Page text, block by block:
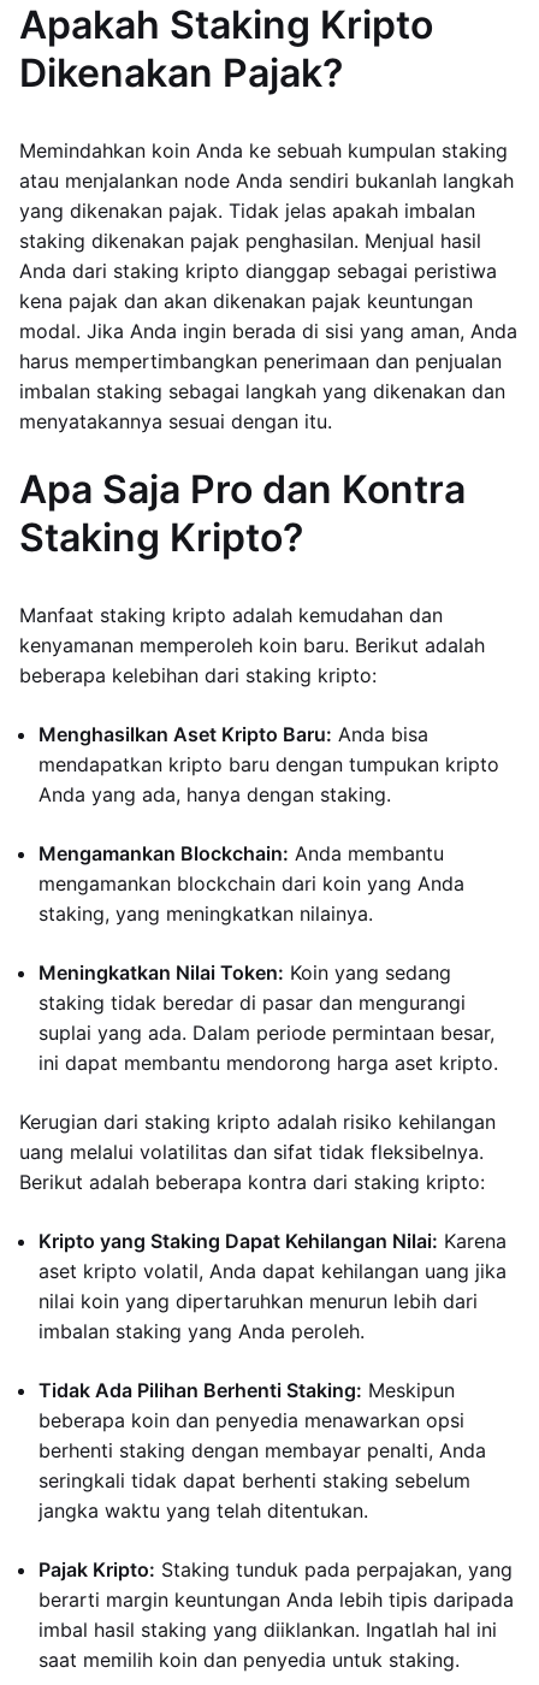
Apakah Staking Kripto
Dikenakan Pajak?
Memindahkan koin Anda ke sebuah kumpulan staking
atau menjalankan node Anda sendiri bukanlah langkah
yang dikenakan pajak. Tidak jelas apakah imbalan
staking dikenakan pajak penghasilan. Menjual hasil
Anda dari staking kripto dianggap sebagai peristiwa
kena pajak dan akan dikenakan pajak keuntungan
modal. Jika Anda ingin berada di sisi yang aman, Anda
harus mempertimbangkan penerimaan dan penjualan
imbalan staking sebagai langkah yang dikenakan dan
menyatakannya sesuai dengan itu.
Apa Saja Pro dan Kontra
Staking Kripto?
Manfaat staking kripto adalah kemudahan dan
kenyamanan memperoleh koin baru. Berikut adalah
beberapa kelebihan dari staking kripto:
Menghasilkan Aset Kripto Baru: Anda bisa
mendapatkan kripto baru dengan tumpukan kripto
Anda yang ada, hanya dengan staking.
Mengamankan Blockchain: Anda membantu
mengamankan blockchain dari koin yang Anda
staking, yang meningkatkan nilainya.
Meningkatkan Nilai Token: Koin yang sedang
staking tidak beredar di pasar dan mengurangi
suplai yang ada. Dalam periode permintaan besar,
ini dapat membantu mendorong harga aset kripto.
Kerugian dari staking kripto adalah risiko kehilangan
uang melalui volatilitas dan sifat tidak fleksibelnya.
Berikut adalah beberapa kontra dari staking kripto:
Kripto yang Staking Dapat Kehilangan Nilai: Karena
aset kripto volatil, Anda dapat kehilangan uang jika
nilai koin yang dipertaruhkan menurun lebih dari
imbalan staking yang Anda peroleh.
Tidak Ada Pilihan Berhenti Staking: Meskipun
beberapa koin dan penyedia menawarkan opsi
berhenti staking dengan membayar penalti, Anda
seringkali tidak dapat berhenti staking sebelum
jangka waktu yang telah ditentukan.
Pajak Kripto: Staking tunduk pada perpajakan, yang
berarti margin keuntungan Anda lebih tipis daripada
imbal hasil staking yang diiklankan. Ingatlah hal ini
saat memilih koin dan penyedia untuk staking.